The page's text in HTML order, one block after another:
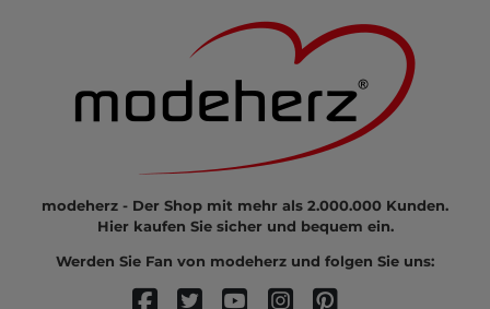
modeherz - Der Shop mit mehr als 2.000.000 Kunden.
Hier kaufen Sie sicher und bequem ein.
Werden Sie Fan von modeherz und folgen Sie uns: